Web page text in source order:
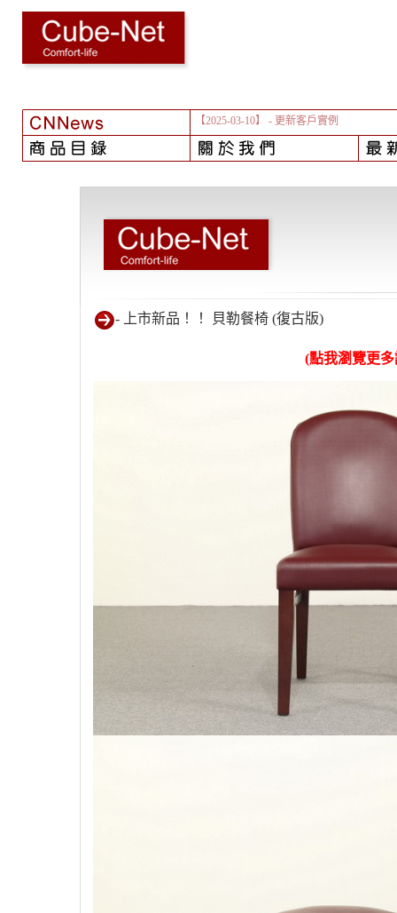
【2024-08-01】
- 颱風之後...
- 上市新品！！ 貝勒餐椅 (復古版)
(點我瀏覽更多